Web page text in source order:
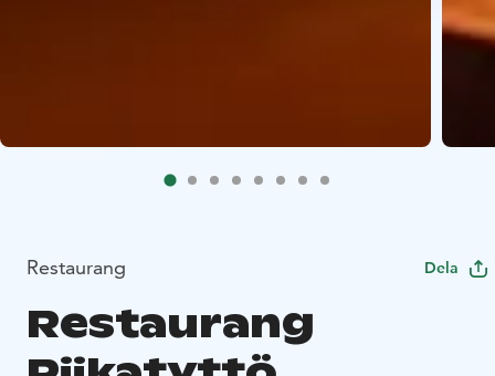
Restaurang Dela
Restaurang